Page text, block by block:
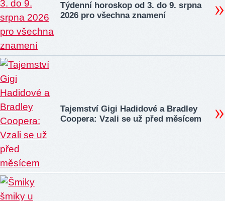
Týdenní horoskop od 3. do 9. srpna
2026 pro všechna znamení
Tajemství Gigi Hadidové a Bradley
Coopera: Vzali se už před měsícem